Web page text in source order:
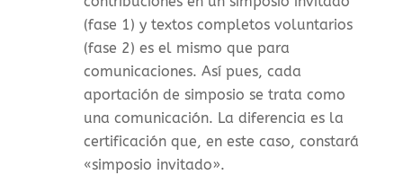
(fase 1) y textos completos voluntarios
(fase 2) es el mismo que para
comunicaciones. Así pues, cada
aportación de simposio se trata como
una comunicación. La diferencia es la
certificación que, en este caso, constará
«simposio invitado».